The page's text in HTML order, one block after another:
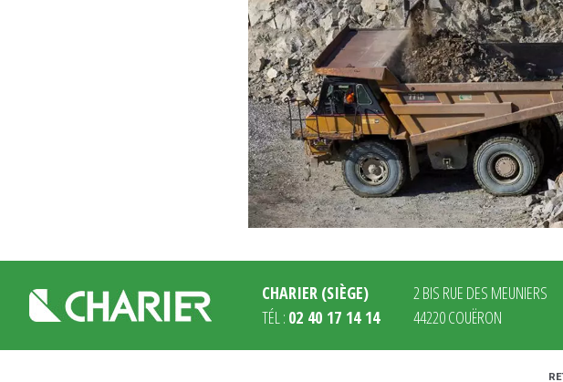
CHARIER (SIÈGE)
TÉL : 02 40 17 14 14
2 BIS RUE DES MEUNIERS
44220 COUËRON